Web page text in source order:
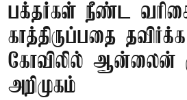
பக்தர்கள் நீண்ட
காத்திருப்பதை
கோவிலில் ஆன்லைன்
அறிமுகம்